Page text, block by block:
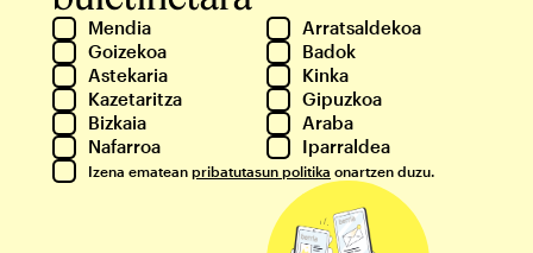
Mendia
Arratsaldekoa
Goizekoa
Badok
Astekaria
Kinka
Kazetaritza
Gipuzkoa
Bizkaia
Araba
Nafarroa
Iparraldea
Izena ematean pribatutasun politika onartzen duzu.